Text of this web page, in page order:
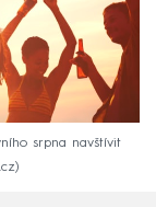
srpna navštívit